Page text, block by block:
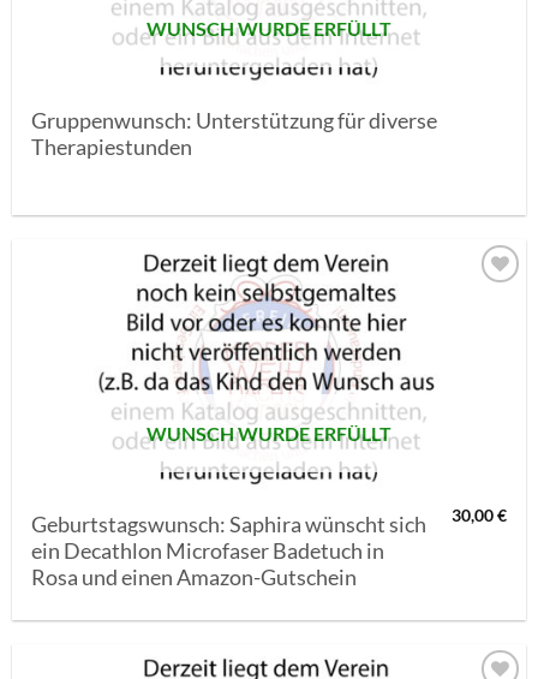
WUNSCH WURDE ERFÜLLT
Gruppenwunsch: Unterstützung für diverse
Therapiestunden
WUNSCH WURDE ERFÜLLT
Geburtstagswunsch: Saphira wünscht sich
ein Decathlon Microfaser Badetuch in
Rosa und einen Amazon-Gutschein
30,00€